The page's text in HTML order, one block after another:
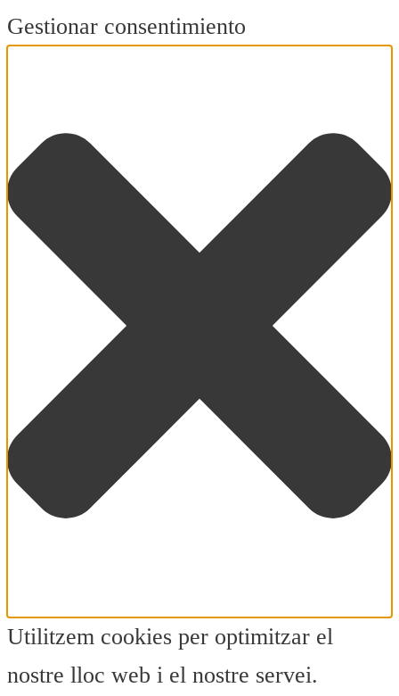
Gestionar consentimiento
Utilitzem cookies per optimitzar el
nostre lloc web i el nostre servei.